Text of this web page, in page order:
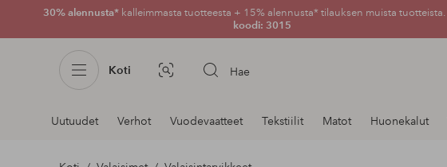
30% alennusta* kalleimmasta tuotteesta + 15% alennusta* tilauksen muista tuotteista.
koodi: 3015
Koti Kuvahaku Hae
Navigointi
Uutuudet Verhot Vuodevaatteet Tekstiilit Matot Huonekalut